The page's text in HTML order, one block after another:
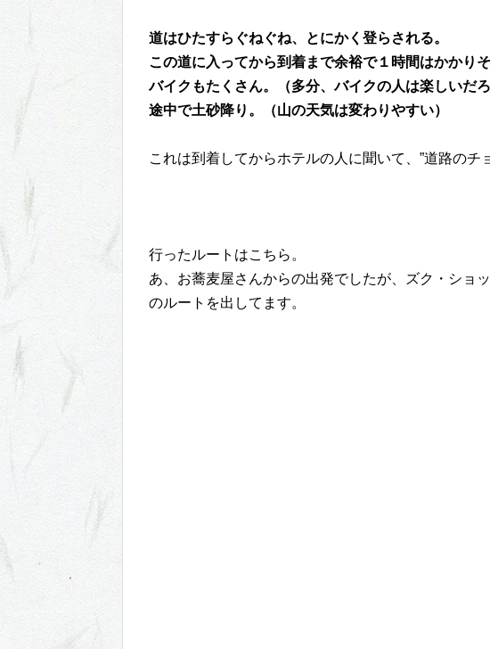
道はひたすらぐねぐね、とにかく登らされる。
この道に入ってから到着まで余裕で１時間はかかりそ
バイクもたくさん。（多分、バイクの人は楽しいだろ
途中で土砂降り。（山の天気は変わりやすい）
これは到着してからホテルの人に聞いて、”道路のチ
行ったルートはこちら。
あ、お蕎麦屋さんからの出発でしたが、ズク・ショ
のルートを出してます。